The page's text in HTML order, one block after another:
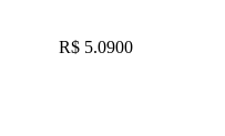
R$ 5.0900